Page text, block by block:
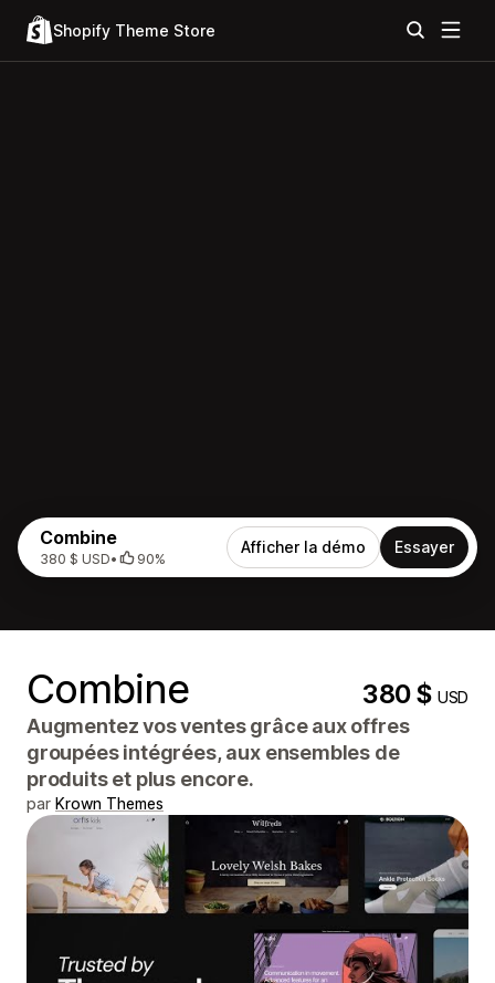
Shopify Theme Store
Combine
380 $ USD• 90%
Afficher la démo Essayer
Combine 380 $USD
Augmentez vos ventes grâce aux offres
groupées intégrées, aux ensembles de
produits et plus encore.
par Krown Themes